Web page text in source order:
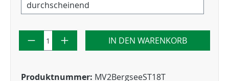
durchscheinend
IN DEN WARENKORB
Produktnummer: MV2BergseeST18T